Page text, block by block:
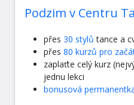
Podzim v Centru
přes 30 stylů tance a
přes 80 kurzů pro
zaplaťte celý kurz
jednu lekci
bonusová